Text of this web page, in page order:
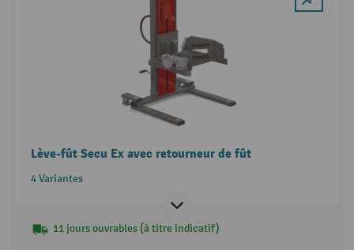
Lève-fût Secu Ex avec retourneur de fût
4 Variantes
11 jours ouvrables (à titre indicatif)